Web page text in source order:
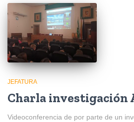
JEFATURA
Charla investigación
Videoconferencia de por parte de un